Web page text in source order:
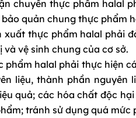
chuyển thực phẩm halal
quản chung thực phẩm
xuất thực phẩm halal phải
vệ sinh chung của cơ sở.
phẩm halal phải thực hiện
liệu, thành phần nguyên
quả; các hóa chất độc
tránh sử dụng quá